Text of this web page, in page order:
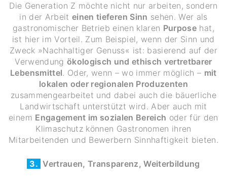
Die Generation Z möchte nicht nur arbeiten, sondern
in der Arbeiteinen tieferen Sinn sehen. Wer als
gastronomischer Betrieb einen klaren Purpose hat,
ist hier im Vorteil. Zum Beispiel, wenn der Sinn und
Zweck »Nachhaltiger Genuss« ist: basierend auf der
Verwendung ökologisch und ethisch vertretbarer
Lebensmittel. Oder, wenn – wo immer möglich – mit
lokalen oder regionalen Produzenten
zusammengearbeitet und dabei auch die bäuerliche
Landwirtschaft unterstützt wird. Aber auch mit
einem Engagement im sozialen Bereich oder für den
Klimaschutz können Gastronomen ihren
Mitarbeitenden und Bewerbern Sinnhaftigkeit bieten.
3. Vertrauen, Transparenz, Weiterbildung